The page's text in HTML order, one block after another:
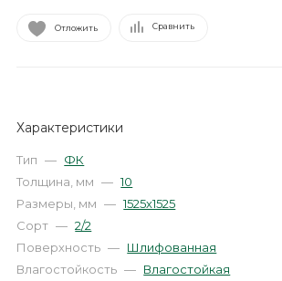
Отложить Сравнить
Характеристики
Тип — ФК
Толщина, мм — 10
Размеры, мм — 1525х1525
Сорт — 2/2
Поверхность — Шлифованная
Влагостойкость — Влагостойкая